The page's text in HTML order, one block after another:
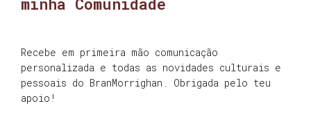
Recebe em primeira mão comunicação
personalizada e todas as novidades culturais e
pessoais do BranMorrighan. Obrigada pelo teu
apoio!